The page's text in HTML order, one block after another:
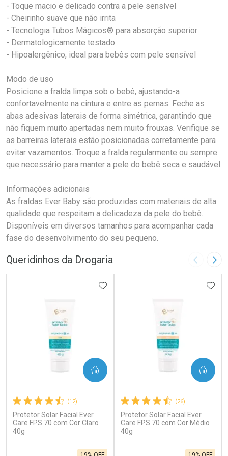
- Toque macio e delicado contra a pele sensível
- Cheirinho suave que não irrita
- Tecnologia Tubos Mágicos® para absorção superior
- Dermatologicamente testado
- Hipoalergênico, ideal para bebês com pele sensível
Modo de uso
Posicione a fralda limpa sob o bebê, ajustando-a
confortavelmente na cintura e entre as pernas. Feche as
abas adesivas laterais de forma simétrica, garantindo que
não fiquem muito apertadas nem muito frouxas. Verifique se
as barreiras laterais estão posicionadas corretamente para
evitar vazamentos. Troque a fralda regularmente ou sempre
que necessário para manter a pele do bebê seca e saudável.
Informações adicionais
As fraldas Ever Baby são produzidas com materiais de alta
qualidade que respeitam a delicadeza da pele do bebê.
Disponíveis em diversos tamanhos para acompanhar cada
fase do desenvolvimento do seu pequeno.
Queridinhos da Drogaria Imagem
(12)
Protetor Solar Facial Ever
Care FPS 70 com Cor Claro
40g
ADICIONAR AOS FAVORITOS
COMPRAR
(26)
Protetor Solar Facial Ever
Care FPS 70 com Cor Médio
40g
COMPRAR